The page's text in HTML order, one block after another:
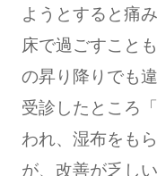
ようとすると痛
床で過ごすこと
の昇り降りでも
受診したところ
われ、湿布をも
が、改善が乏し